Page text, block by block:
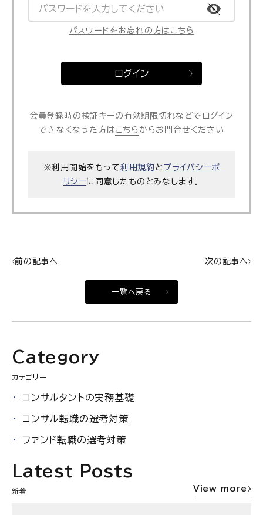
パスワードをお忘れの方はこちら
ログイン
会員登録時の検証キーの有効期限切れなどでログイン
できなくなった方はこちら からお問合せください
※利用開始をもって利用規約 と プライバシーポ
リシーに同意したものとみなします。
前の記事へ
一覧へ戻る
次の記事へ
Category
カテゴリー
コンサルタントの実務基礎
コンサル転職の選考対策
ファンド転職の選考対策
Latest Posts
新着 View more